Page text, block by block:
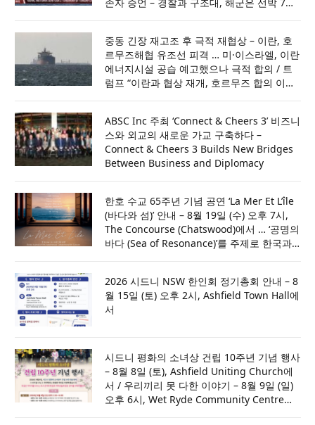
중동 긴장 재고조 후 극적 재협상 – 이란, 호
르무즈해협 유조선 피격 … 미·이스라엘, 이란
에너지시설 공습 예고했으나 극적 합의 / 트
럼프 “이란과 협상 재개, 호르무즈 합의 이뤄
ABSC Inc 주최 ‘Connect & Cheers 3’ 비즈니
스와 외교의 새로운 가교 구축하다 –
Connect & Cheers 3 Builds New Bridges
Between Business and Diplomacy
한호 수교 65주년 기념 공연 ‘La Mer Et L’île
(바다와 섬)’ 안내 – 8월 19일 (수) 오후 7시,
The Concourse (Chatswood)에서 … ‘공명의
바다 (Sea of Resonance)’를 주제로 한국과
2026 시드니 NSW 한인회 정기총회 안내 – 8
월 15일 (토) 오후 2시, Ashfield Town Hall에
서
시드니 평화의 소녀상 건립 10주년 기념 행사
– 8월 8일 (토), Ashfield Uniting Church에
서 / 우리끼리 못 다한 이야기 – 8월 9일 (일)
오후 6시, Wet Ryde Community Centre에